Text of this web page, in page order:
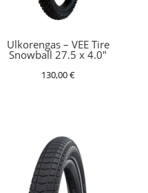
Ulkorengas – VEE Tire
Snowball 27.5 x 4.0″
130,00€